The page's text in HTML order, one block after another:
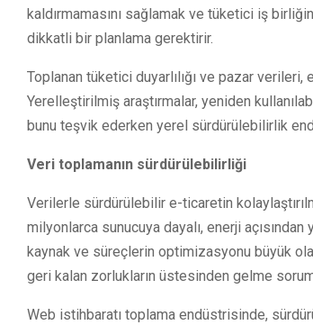
kaldırmamasını sağlamak ve tüketici iş
dikkatli bir planlama gerektirir.
Toplanan tüketici duyarlılığı ve pazar verileri,
Yerelleştirilmiş araştırmalar, yeniden
bunu teşvik ederken yerel sürdürülebilirlik
Veri toplamanın sürdürülebilirliği
Verilerle sürdürülebilir e-ticaretin
milyonlarca sunucuya dayalı, enerji açısından
kaynak ve süreçlerin optimizasyonu büyük
geri kalan zorlukların üstesinden gelme
Web istihbaratı toplama endüstrisinde,